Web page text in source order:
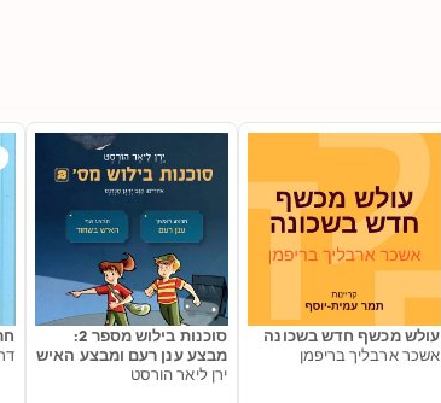
עולש מכשף חדש בשכונה
אשכר ארבליך בריפמן
סוכנות בילוש מספר 2:
מבצע ענן רעם ומבצע האיש
בשחור
ירן ליאר הורסט